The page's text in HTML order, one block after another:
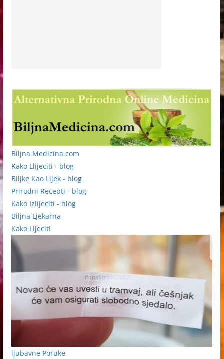
Biljna Medicina.com
Kako Llijeciti - blog
Biljke Kao Lijek - blog
Prirodni Recepti - blog
Kako Izlijeciti - blog
Biljna Ljekarna
Kako Lijeciti
ljubavne Poruke